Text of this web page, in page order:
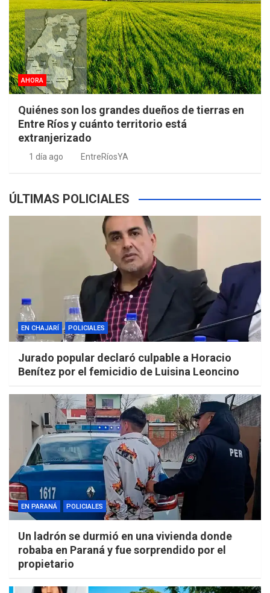
AHORA
Quiénes son los grandes dueños de tierras en
Entre Ríos y cuánto territorio está
extranjerizado
1 día ago EntreRíosYA
ÚLTIMAS POLICIALES
EN CHAJARÍ POLICIALES
Jurado popular declaró culpable a Horacio
Benítez por el femicidio de Luisina Leoncino
EN PARANÁ POLICIALES
Un ladrón se durmió en una vivienda donde
robaba en Paraná y fue sorprendido por el
propietario